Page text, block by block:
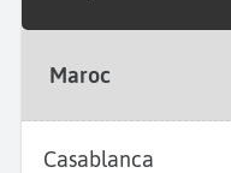
Maroc
Casablanca